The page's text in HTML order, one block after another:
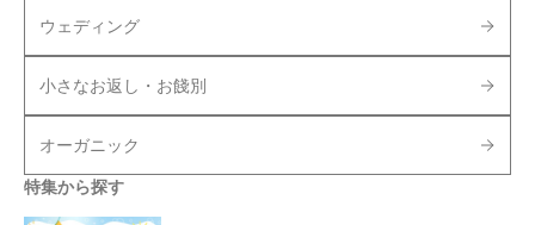
ウェディング
小さなお返し・お餞別
オーガニック
特集から探す